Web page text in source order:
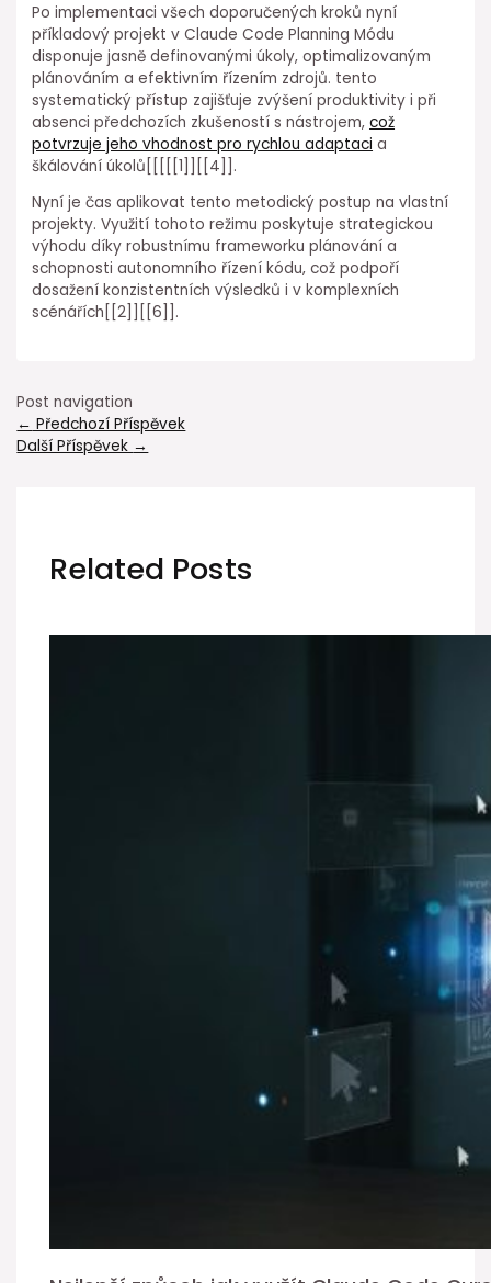
Po implementaci všech doporučených kroků nyní
příkladový projekt ⁢v Claude Code Planning Módu
disponuje jasně ⁣definovanými úkoly, ⁣optimalizovaným
plánováním a efektivním řízením zdrojů. tento
systematický přístup zajišťuje zvýšení produktivity i při
absenci předchozích zkušeností s nástrojem,což
potvrzuje jeho vhodnost⁤ pro rychlou adaptaci a
škálování úkolů[[[[[1]][[4]].
Nyní je čas⁢ aplikovat tento metodický postup na ⁢vlastní
projekty. Využití tohoto ⁤režimu poskytuje⁤ strategickou
výhodu díky robustnímu frameworku plánování a
schopnosti autonomního řízení ⁤kódu, což podpoří
dosažení konzistentních výsledků i v komplexních
scénářích[[2]][[6]].
Post navigation
← Předchozí Příspěvek
Další Příspěvek →
Related Posts